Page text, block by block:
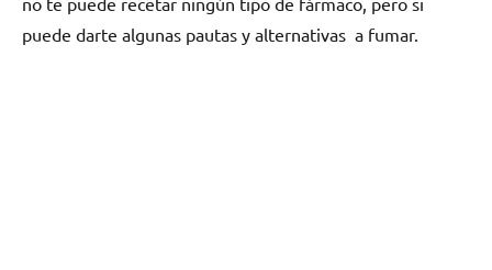
puede darte algunas pautas у alternativas а fumar.